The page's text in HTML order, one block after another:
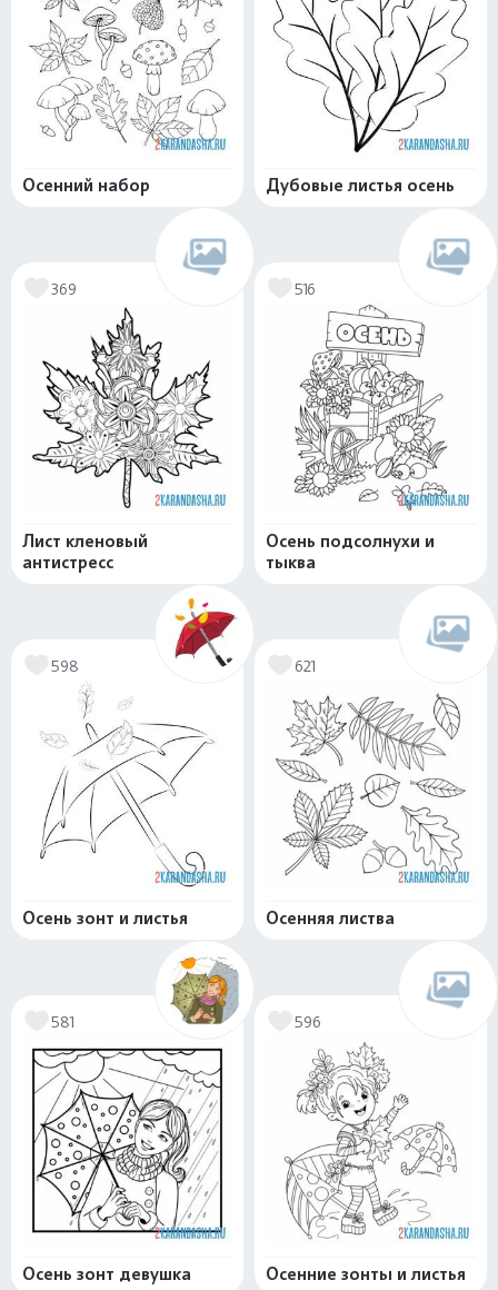
Осенний набор Дубовые листья осень
369
Лист кленовый
антистресс
516
Осень подсолнухи и
тыква
598
Осень зонт и листья
621
Осенняя листва
581
Осень зонт девушка
596
Осенние зонты и листья